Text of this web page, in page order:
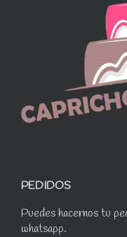
PEDIDOS
Puedes hacernos tu
whatsapp.